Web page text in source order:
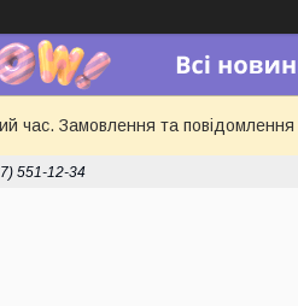
час. Замовлення та
551-12-34